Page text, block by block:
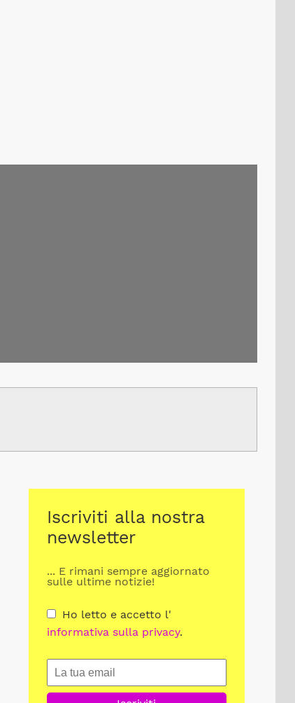
Iscriviti alla nostra
newsletter
... E rimani sempre aggiornato
sulle ultime notizie!
Ho letto e accetto l'
informativa sulla privacy.